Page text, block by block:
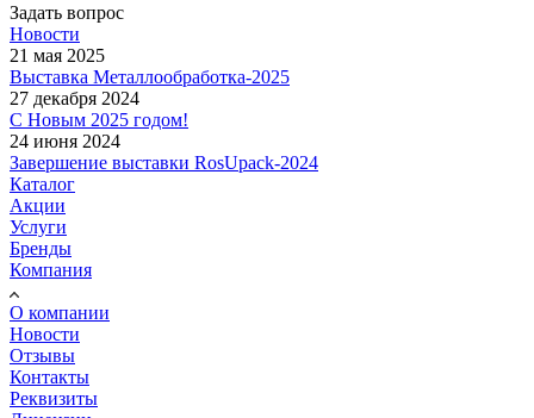
Задать вопрос
Новости
21 мая 2025
Выставка Металлообработка-2025
27 декабря 2024
С Новым 2025 годом!
24 июня 2024
Завершение выставки RosUpack-2024
Каталог
Акции
Услуги
Бренды
Компания
О компании
Новости
Отзывы
Контакты
Реквизиты